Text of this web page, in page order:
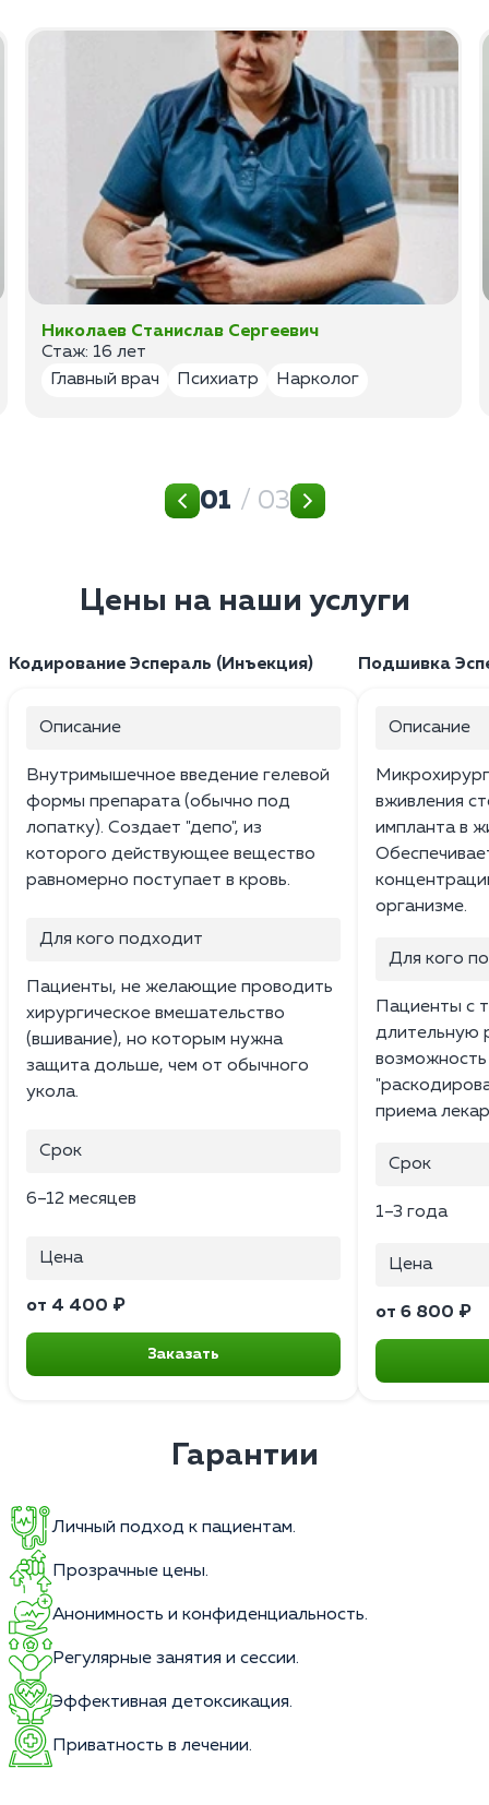
Николаев Станислав Сергеевич
Стаж: 16 лет
Главный врач
Психиатр Нарколог
01 / 03
Цены на наши услуги
Кодирование Эспераль (Инъекция)
Описание
Внутримышечное введение гелевой
формы препарата (обычно под
лопатку). Создает "депо", из
которого действующее вещество
равномерно поступает в кровь.
Для кого подходит
Пациенты, не желающие проводить
хирургическое вмешательство
(вшивание), но которым нужна
защита дольше, чем от обычного
укола.
Срок
6–12 месяцев
Цена
от 4 400 ₽
Заказать
Подшивка
Описание
вживления
импланта в
организме.
Для кого
Пациенты с
длительную
приема
Срок
1–3 года
Цена
от 6 800 ₽
Гарантии
Личный подход к пациентам.
Прозрачные цены.
Анонимность и конфиденциальность.
Регулярные занятия и сессии.
Эффективная детоксикация.
Приватность в лечении.